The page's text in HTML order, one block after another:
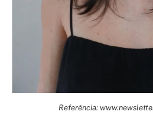
Referência: